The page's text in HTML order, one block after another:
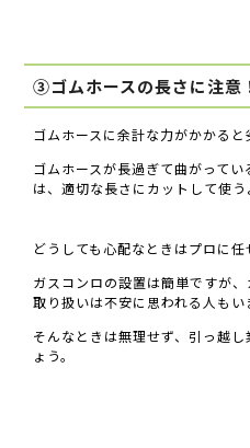
③ゴムホースの長さに注意
ゴムホースに余計な力がかかると
ゴムホースが長過ぎて曲がって
は、適切な長さにカットして使う
どうしても心配なときはプロに任
ガスコンロの設置は簡単ですが
取り扱いは不安に思われる人もい
そんなときは無理せず、引っ越
ょう。